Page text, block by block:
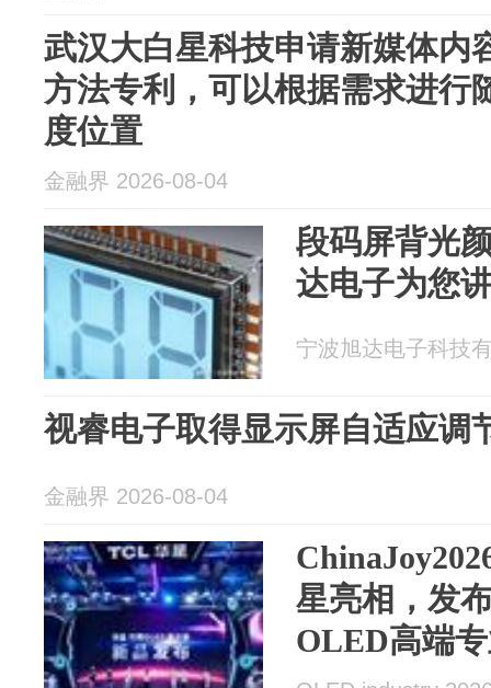
武汉大白星科技申请新媒体内
方法专利，可以根据需求进行
度位置
金融界 2026-08-04
段码屏背光
达电子为您
宁波旭达电子科技
视睿电子取得显示屏自适应调
金融界 2026-08-04
星亮相，发
OLED高端